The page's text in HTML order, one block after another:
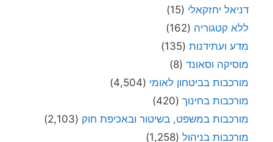
דניאל יחזקאלי (15)
ללא קטגוריה (162)
מדע ועתידנות (135)
מוסיקה וסאונד (8)
מורכבות בביטחון לאומי (4,504)
מורכבות בחינוך (420)
מורכבות במשפט, בשיטור ובאכיפת חוק (2,103)
מורכבות בניהול (1,258)